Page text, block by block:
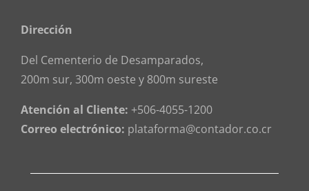
Dirección
Del Cementerio de Desamparados,
200m sur, 300m oeste y 800m sureste
Atención al Cliente: +506-4055-1200
Correo electrónico: plataforma@contador.co.cr